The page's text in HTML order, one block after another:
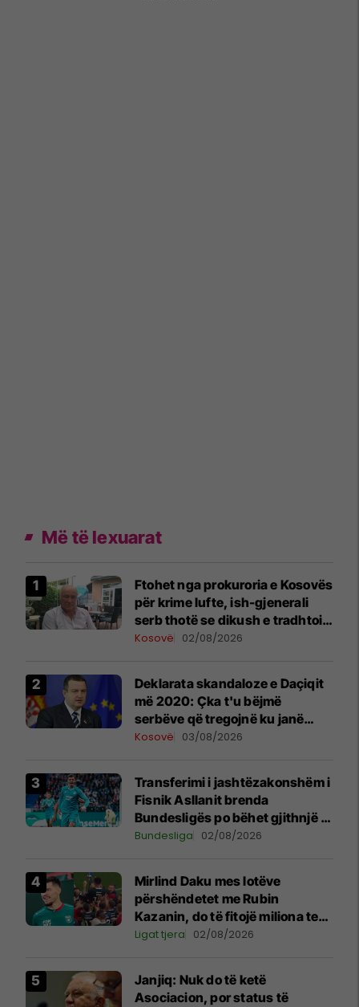
Më të lexuarat
Ftohet nga prokuroria e Kosovës
për krime lufte, ish-gjenerali
serb thotë se dikush e tradhtoi
në Beograd
Kosovë 02/08/2026
​Deklarata skandaloze e Daçiqit
më 2020: Çka t'u bëjmë
serbëve që tregojnë ku janë
varrosur shqiptarët në Serbi
Kosovë 03/08/2026
Transferimi i jashtëzakonshëm i
Fisnik Asllanit brenda
Bundesligës po bëhet gjithnjë e
më konkret - detajet e fundit
Bundesliga 02/08/2026
Mirlind Daku mes lotëve
përshëndetet me Rubin
Kazanin, do të fitojë miliona te
Spartak Moska
Ligat tjera 02/08/2026
Janjiq: Nuk do të ketë
Asociacion, por status të